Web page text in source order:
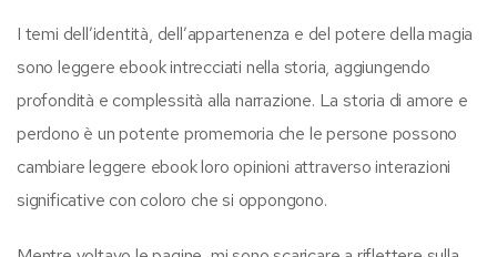
I temi dell’identità, dell’appartenenza e del potere della magia
sono leggere ebook intrecciati nella storia, aggiungendo
profondità e complessità alla narrazione. La storia di amore e
perdono è un potente promemoria che le persone possono
cambiare leggere ebook loro opinioni attraverso interazioni
significative con coloro che si oppongono.